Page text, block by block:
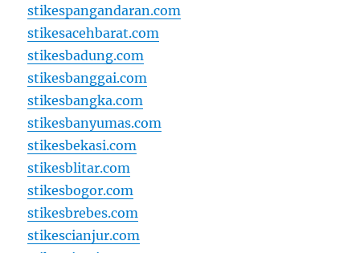
stikespangandaran.com
stikesacehbarat.com
stikesbadung.com
stikesbanggai.com
stikesbangka.com
stikesbanyumas.com
stikesbekasi.com
stikesblitar.com
stikesbogor.com
stikesbrebes.com
stikescianjur.com